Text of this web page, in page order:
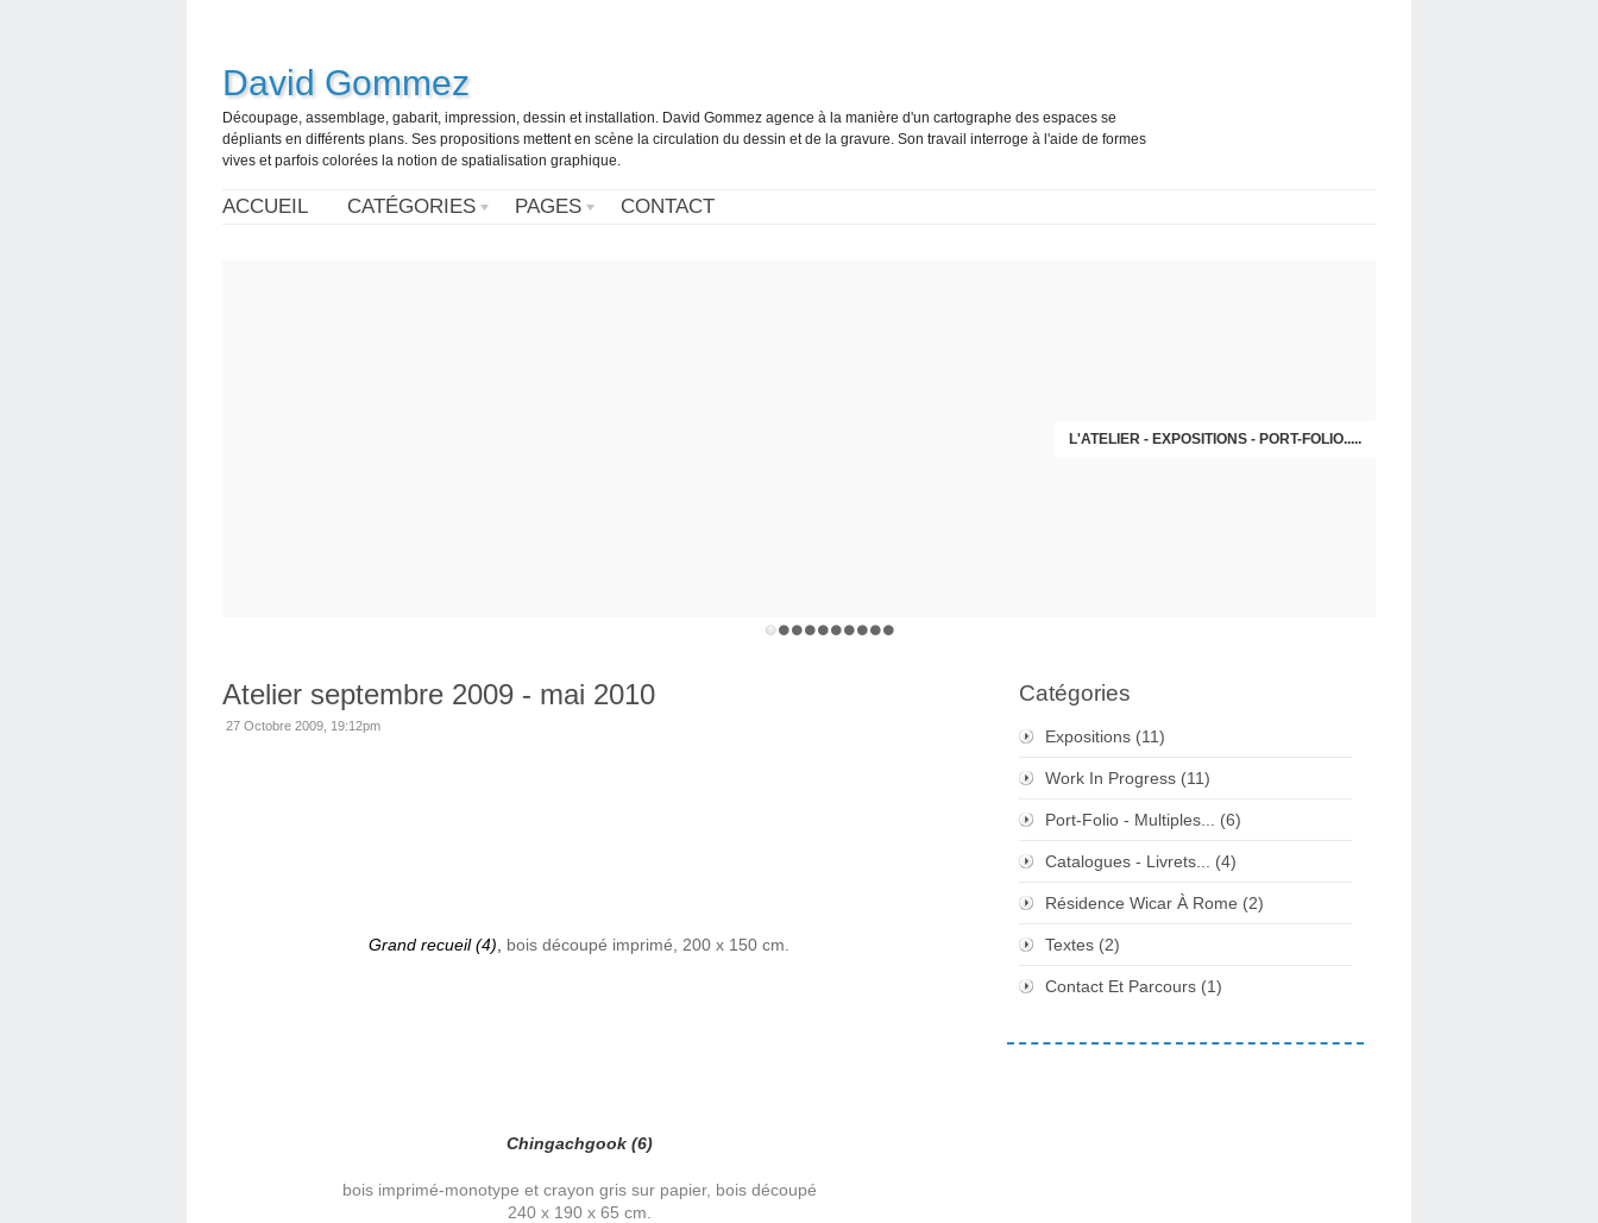
David Gommez
Découpage, assemblage, gabarit, impression, dessin et installation. David Gommez agence à la manière d'un cartographe des espaces se
dépliants en différents plans. Ses propositions mettent en scène la circulation du dessin et de la gravure. Son travail interroge à l'aide de formes
vives et parfois colorées la notion de spatialisation graphique.
ACCUEIL CATÉGORIES PAGES CONTACT
L'ATELIER - EXPOSITIONS - PORT-FOLIO.....
GRANDS FORMATS 2018 - 2020
Atelier septembre 2009 - mai 2010
27 Octobre 2009, 19:12pm
Grand recueil (4) bois découpé imprimé, 200 x 150 cm.
Chingachgook (6)
bois imprimé-monotype et crayon gris sur papier, bois découpé
240 x 190 x 65 cm.
Catégories
Expositions (11)
Work In Progress (11)
Port-Folio - Multiples... (6)
Catalogues - Livrets... (4)
Résidence Wicar À Rome (2)
Textes (2)
Contact Et Parcours (1)